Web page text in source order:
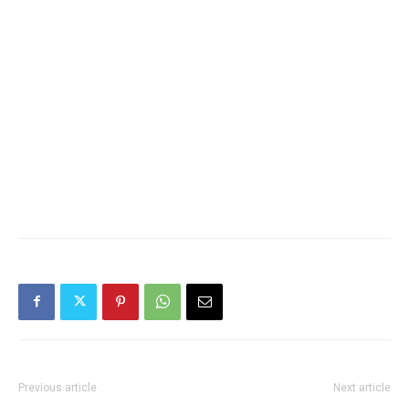
Previous article Next article